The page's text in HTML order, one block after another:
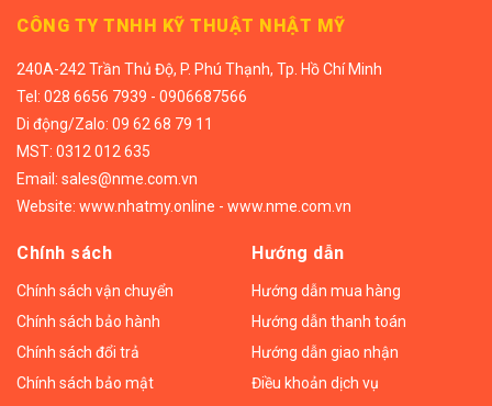
CÔNG TY TNHH KỸ THUẬT NHẬT MỸ
240A-242 Trần Thủ Độ, P. Phú Thạnh, Tp. Hồ Chí Minh
Tel: 028 6656 7939 - 0906687566
Di động/Zalo: 09 62 68 79 11
MST: 0312 012 635
Email: sales@nme.com.vn
Website: www.nhatmy.online - www.nme.com.vn
Chính sách
Chính sách vận chuyển
Chính sách bảo hành
Chính sách đổi trả
Chính sách bảo mật
Hướng dẫn
Hướng dẫn mua hàng
Hướng dẫn thanh toán
Hướng dẫn giao nhận
Điều khoản dịch vụ